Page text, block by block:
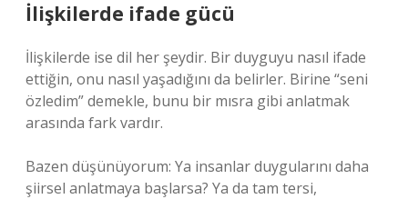
İlişkilerde ifade gücü
İlişkilerde ise dil her şeydir. Bir duyguyu nasıl ifade
ettiğin, onu nasıl yaşadığını da belirler. Birine “seni
özledim” demekle, bunu bir mısra gibi anlatmak
arasında fark vardır.
Bazen düşünüyorum: Ya insanlar duygularını daha
şiirsel anlatmaya başlarsa? Ya da tam tersi,